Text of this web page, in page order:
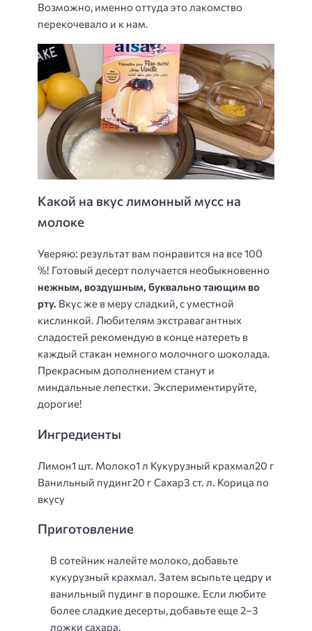
Возможно, именно оттуда это лакомство
перекочевало и к нам.
Какой на вкус лимонный мусс на
молоке
Уверяю: результат вам понравится на все 100
%! Готовый десерт получается необыкновенно
нежным, воздушным, буквально тающим во
рту. Вкус же в меру сладкий, с уместной
кислинкой. Любителям экстравагантных
сладостей рекомендую в конце натереть в
каждый стакан немного молочного шоколада.
Прекрасным дополнением станут и
миндальные лепестки. Экспериментируйте,
дорогие!
Ингредиенты
Лимон1 шт. Молоко1 л Кукурузный крахмал20 г
Ванильный пудинг20 г Сахар3 ст. л. Корица по
вкусу
Приготовление
В сотейник налейте молоко, добавьте
кукурузный крахмал. Затем всыпьте цедру и
ванильный пудинг в порошке. Если любите
более сладкие десерты, добавьте еще 2–3
ложки сахара.